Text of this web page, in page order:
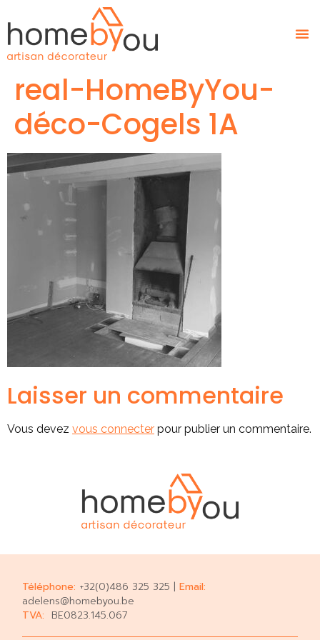
real-HomeByYou-
déco-Cogels 1A
Laisser un commentaire
Vous devez vous connecter pour publier un commentaire.
Téléphone: +32(0)486 325 325 |Email:
adelens@homebyou.be
TVA: BE0823.145.067